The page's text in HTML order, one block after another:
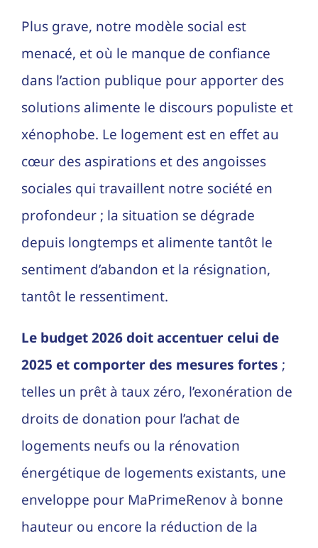
Plus grave, notre modèle social est
menacé, et où le manque de confiance
dans l’action publique pour apporter des
solutions alimente le discours populiste et
xénophobe. Le logement est en effet au
cœur des aspirations et des angoisses
sociales qui travaillent notre société en
profondeur ; la situation se dégrade
depuis longtemps et alimente tantôt le
sentiment d’abandon et la résignation,
tantôt le ressentiment.
Le budget 2026 doit accentuer celui de
2025 et comporter des mesures fortes ;
telles un prêt à taux zéro, l’exonération de
droits de donation pour l’achat de
logements neufs ou la rénovation
énergétique de logements existants, une
enveloppe pour MaPrimeRenov à bonne
hauteur ou encore la réduction de la